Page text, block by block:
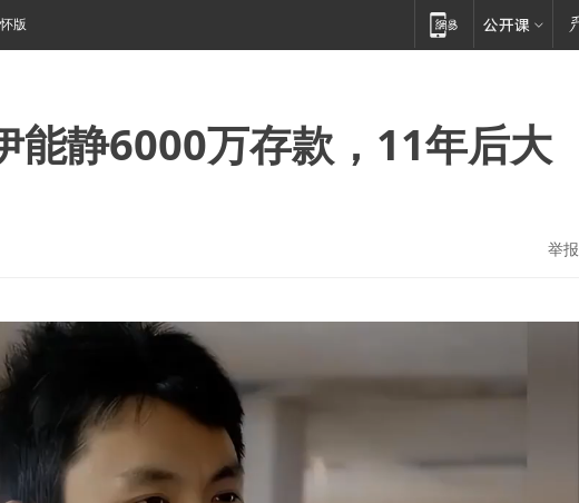
版
能静6000万存款，11年后大
举报